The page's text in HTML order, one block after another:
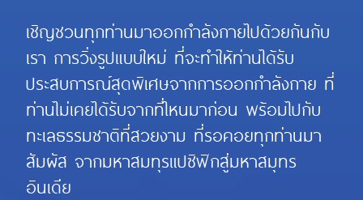
เชิญชวนทุกท่านมาออกกำลังกายไปด้วยกันกับ
เรา การวิ่งรูปแบบใหม่ ที่จะทำให้ท่านได้รับ
ประสบการณ์สุดพิเศษจากการออกกำลังกาย ที่
ท่านไม่เคยได้รับจากที่ไหนมาก่อน พร้อมไปกับ
ทะเลธรรมชาติที่สวยงาม ที่รอคอยทุกท่านมา
สัมผัส จากมหาสมทุรแปซิฟิกสู่มหาสมุทร
อินเดีย